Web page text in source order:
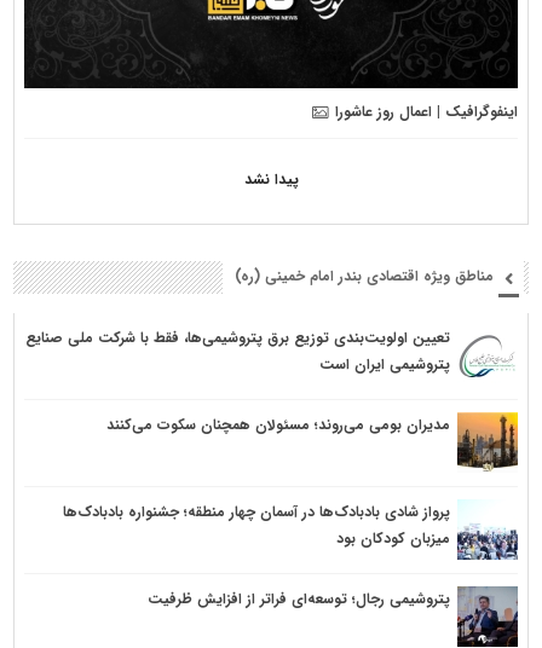
اینفوگرافیک | اعمال روز عاشورا
پیدا نشد
مناطق ویژه اقتصادی بندر امام خمینی (ره)
تعیین اولویت‌بندی توزیع برق پتروشیمی‌ها، فقط با شرکت ملی صنایع
پتروشیمی ایران است
مدیران بومی می‌روند؛ مسئولان همچنان سکوت می‌کنند
پرواز شادی بادبادک‌ها در آسمان چهار منطقه؛ جشنواره بادبادک‌ها
میزبان کودکان بود
پتروشیمی رجال؛ توسعه‌ای فراتر از افزایش ظرفیت